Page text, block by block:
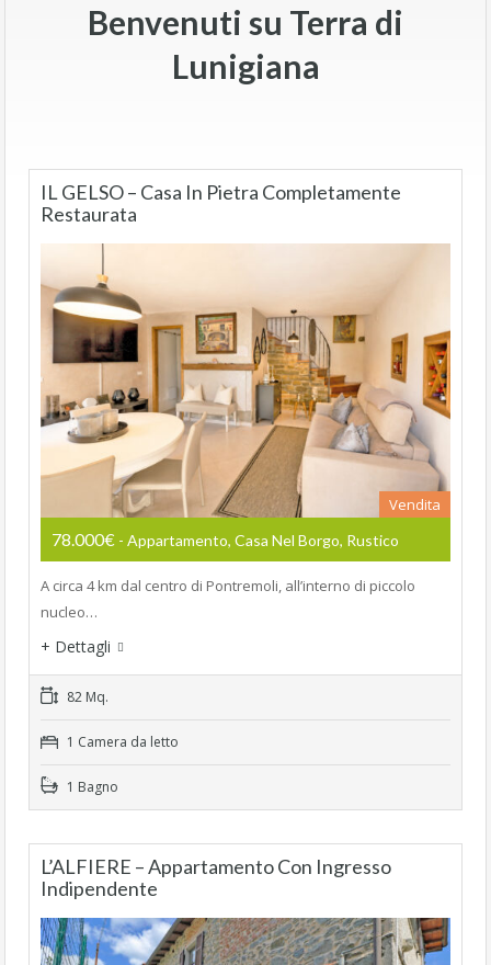
Benvenuti su Terra di
Lunigiana
IL GELSO – Casa In Pietra Completamente
Restaurata
Vendita
78.000€ - Appartamento, Casa Nel Borgo, Rustico
A circa 4 km dal centro di Pontremoli, all’interno di piccolo
nucleo…
+ Dettagli
82 Mq.
1 Camera da letto
1 Bagno
L’ALFIERE – Appartamento Con Ingresso
Indipendente